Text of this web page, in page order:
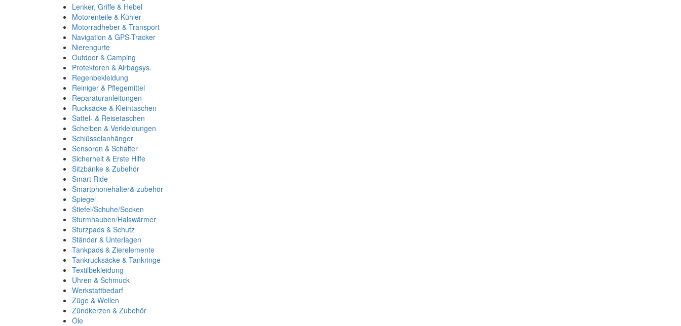
Lenker, Griffe & Hebel
Motorenteile & Kühler
Motorradheber & Transport
Navigation & GPS-Tracker
Nierengurte
Outdoor & Camping
Protektoren & Airbagsys.
Regenbekleidung
Reiniger & Pflegemittel
Reparaturanleitungen
Rucksäcke & Kleintaschen
Sattel- & Reisetaschen
Scheiben & Verkleidungen
Schlüsselanhänger
Sensoren & Schalter
Sicherheit & Erste Hilfe
Sitzbänke & Zubehör
Smart Ride
Smartphonehalter&-zubehör
Spiegel
Stiefel/Schuhe/Socken
Sturmhauben/Halswärmer
Sturzpads & Schutz
Ständer & Unterlagen
Tankpads & Zierelemente
Tankrucksäcke & Tankringe
Textilbekleidung
Uhren & Schmuck
Werkstattbedarf
Züge & Wellen
Zündkerzen & Zubehör
Öle